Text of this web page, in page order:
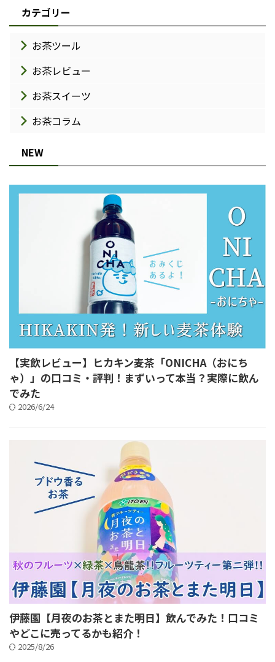
カテゴリー
お茶ツール
お茶レビュー
お茶スイーツ
お茶コラム
NEW
【実飲レビュー】ヒカキン麦茶「ONICHA（おにち
ゃ）」の口コミ・評判！まずいって本当？実際に飲ん
でみた
2026/6/24
伊藤園【月夜のお茶とまた明日】飲んでみた！口コミ
やどこに売ってるかも紹介！
2025/8/26